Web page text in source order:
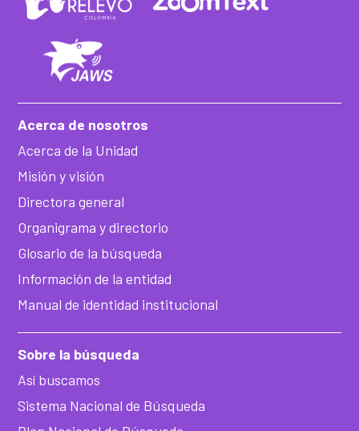
Acerca de nosotros
Acerca de la Unidad
Misión y visión
Directora general
Organigrama y directorio
Glosario de la búsqueda
Información de la entidad
Manual de identidad institucional
Sobre la búsqueda
Así buscamos
Sistema Nacional de Búsqueda